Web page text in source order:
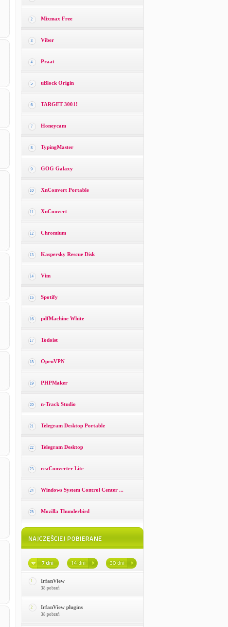
2 Mixmax Free
3 Viber
4 Praat
5 uBlock Origin
6 TARGET 3001!
7 Honeycam
8 TypingMaster
9 GOG Galaxy
10 XnConvert Portable
11 XnConvert
12 Chromium
13 Kaspersky Rescue Disk
14 Vim
15 Spotify
16 pdfMachine White
17 Todoist
18 OpenVPN
19 PHPMaker
20 n-Track Studio
21 Telegram Desktop Portable
22 Telegram Desktop
23 reaConverter Lite
24 Windows System Control Center ...
25 Mozilla Thunderbird
1 IrfanView
38 pobrań
2 IrfanView plugins
38 pobrań